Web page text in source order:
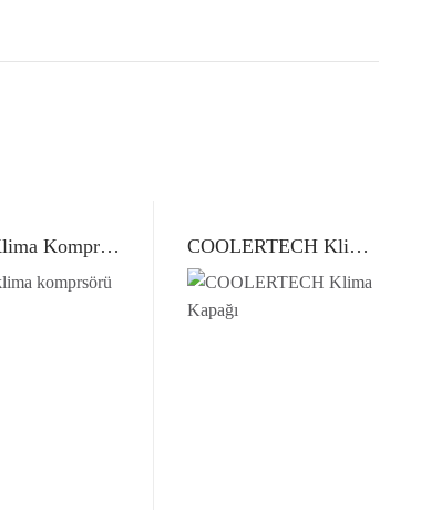
Delphi Klima Kompresörü Poli Trigal Kayış COOLERTECH Klima Kapağı